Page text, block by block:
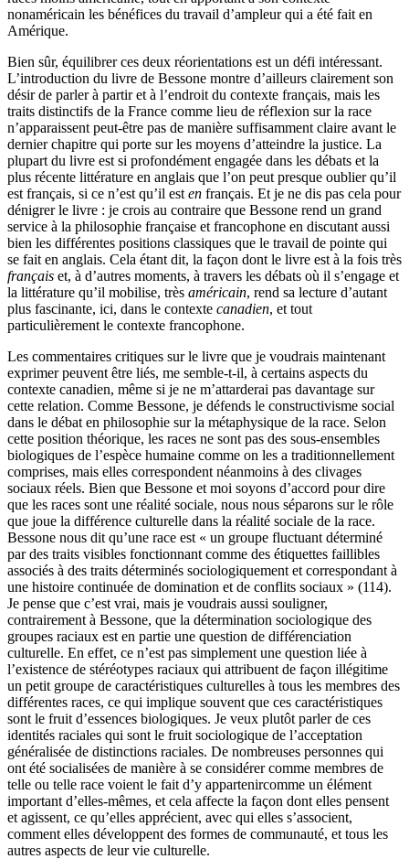
nonaméricain les bénéfices du travail d’ampleur qui a été fait en
Amérique.
Bien sûr, équilibrer ces deux réorientations est un défi intéressant.
L’introduction du livre de Bessone montre d’ailleurs clairement son
désir de parler à partir et à l’endroit du contexte français, mais les
traits distinctifs de la France comme lieu de réflexion sur la race
n’apparaissent peut-être pas de manière suffisamment claire avant le
dernier chapitre qui porte sur les moyens d’atteindre la justice. La
plupart du livre est si profondément engagée dans les débats et la
plus récente littérature en anglais que l’on peut presque oublier qu’il
est français, si ce n’est qu’il est en français. Et je ne dis pas cela pour
dénigrer le livre : je crois au contraire que Bessone rend un grand
service à la philosophie française et francophone en discutant aussi
bien les différentes positions classiques que le travail de pointe qui
se fait en anglais. Cela étant dit, la façon dont le livre est à la fois très
français et, à d’autres moments, à travers les débats où il s’engage et
la littérature qu’il mobilise, très américain, rend sa lecture d’autant
plus fascinante, ici, dans le contexte canadien, et tout
particulièrement le contexte francophone.
Les commentaires critiques sur le livre que je voudrais maintenant
exprimer peuvent être liés, me semble-t-il, à certains aspects du
contexte canadien, même si je ne m’attarderai pas davantage sur
cette relation. Comme Bessone, je défends le constructivisme social
dans le débat en philosophie sur la métaphysique de la race. Selon
cette position théorique, les races ne sont pas des sous-ensembles
biologiques de l’espèce humaine comme on les a traditionnellement
comprises, mais elles correspondent néanmoins à des clivages
sociaux réels. Bien que Bessone et moi soyons d’accord pour dire
que les races sont une réalité sociale, nous nous séparons sur le rôle
que joue la différence culturelle dans la réalité sociale de la race.
Bessone nous dit qu’une race est « un groupe fluctuant déterminé
par des traits visibles fonctionnant comme des étiquettes faillibles
associés à des traits déterminés sociologiquement et correspondant à
une histoire continuée de domination et de conflits sociaux » (114).
Je pense que c’est vrai, mais je voudrais aussi souligner,
contrairement à Bessone, que la détermination sociologique des
groupes raciaux est en partie une question de différenciation
culturelle. En effet, ce n’est pas simplement une question liée à
l’existence de stéréotypes raciaux qui attribuent de façon illégitime
un petit groupe de caractéristiques culturelles à tous les membres des
différentes races, ce qui implique souvent que ces caractéristiques
sont le fruit d’essences biologiques. Je veux plutôt parler de ces
identités raciales qui sont le fruit sociologique de l’acceptation
généralisée de distinctions raciales. De nombreuses personnes qui
ont été socialisées de manière à se considérer comme membres de
telle ou telle race voient le fait d’y appartenircomme un élément
important d’elles-mêmes, et cela affecte la façon dont elles pensent
et agissent, ce qu’elles apprécient, avec qui elles s’associent,
comment elles développent des formes de communauté, et tous les
autres aspects de leur vie culturelle.